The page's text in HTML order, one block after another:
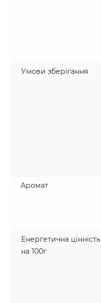
Умови зберігання
Аромат
Енергетична цінність
на 100г